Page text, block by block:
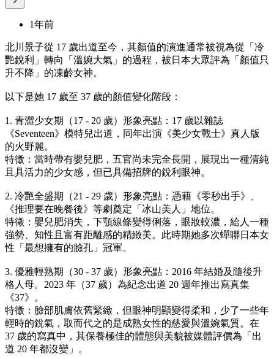
1年前
北川景子從 17 歲出道至今，其顏值的演進通常被視為從「冷
艷銳利」轉向「溫婉大氣」的過程，被日本大眾評為「顏值只
升不降」的凍齡女神。
以下是她 17 歲至 37 歲的顏值變化階段：
1. 青澀少女期（17 - 20 歲）形象亮點：17 歲以雜誌
《Seventeen》模特兒出道，同年出演《美少女戰士》真人版
的火野麗。
特徵：當時帶有嬰兒肥，五官尚未完全長開，展現出一種清純
且具活力的少女感，但已具備招牌的銳利眼神。
2. 冷艷全盛期（21 - 29 歲）形象亮點：憑藉《零秒出手》、
《推理要在晚餐後》等劇奠定「冰山美人」地位。
特徵：嬰兒肥消失，下顎線條變得俐落，眼妝較濃，給人一種
強勢、知性且富有距離感的精緻美。此時期她多次蟬聯日本女
性「最想擁有的臉孔」冠軍。
3. 優雅輕熟期（30 - 37 歲）形象亮點：2016 年結婚及隨後升
格人母。2023 年（37 歲）為紀念出道 20 週年推出寫真集
《37》。
特徵：臉部肌膚依舊緊緻，但眼神明顯變得柔和，少了一些年
輕時的銳氣，取而代之的是成熟女性的慈愛與溫婉氣質。在
37 歲的寫真中，其保養極佳的體態與美貌被媒體評價為「出
道 20 年都沒變」。